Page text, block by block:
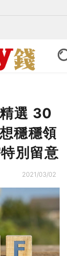
選 30
穩穩領
別留意
2021/03/02